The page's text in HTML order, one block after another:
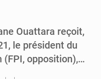
Ouattara reçoit,
le président du
(FPI, opposition),…